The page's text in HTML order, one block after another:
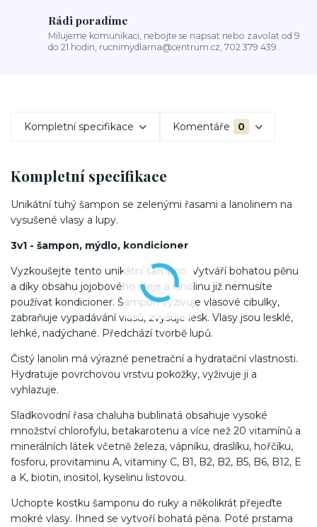
Rádi poradíme
Milujeme komunikaci, nebojte se napsat nebo zavolat od 9
do 21 hodin, rucnimydlarna@centrum.cz, 702 379 439.
Kompletní specifikace Komentáře 0
Kompletní specifikace
Unikátní tuhý šampon se zelenými řasami a lanolinem na
vysušené vlasy a lupy.
3v1 - šampon, mýdlo, kondicioner
Vyzkoušejte tento unikátní šampon. Vytváří bohatou pěnu
a díky obsahu jojobového oleje a lanolinu již nemusíte
používat kondicioner. Šampon vyživuje vlasové cibulky,
zabraňuje vypadávání vlasů, zvyšuje lesk. Vlasy jsou lesklé,
lehké, nadýchané. Předchází tvorbě lupů.
Čistý lanolin má výrazné penetrační a hydratační vlastnosti.
Hydratuje povrchovou vrstvu pokožky, vyživuje ji a
vyhlazuje.
Sladkovodní řasa chaluha bublinatá obsahuje vysoké
množství chlorofylu, betakarotenu a více než 20 vitamínů a
minerálních látek včetně železa, vápníku, draslíku, hořčíku,
fosforu, provitaminu A, vitaminy C, B1, B2, B2, B5, B6, B12, E
a K, biotin, inositol, kyselinu listovou.
Uchopte kostku šamponu do ruky a několikrát přejeďte
mokré vlasy. Ihned se vytvoří bohatá pěna. Poté prstama